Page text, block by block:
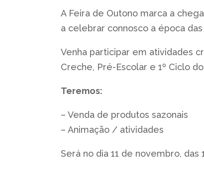
A Feira de Outono marca a
a celebrar connosco a época
Venha participar em atividades
Creche, Pré-Escolar e 1º Ciclo
Teremos:
– Venda de produtos sazonais
– Animação / atividades
Será no dia 11 de novembro, das